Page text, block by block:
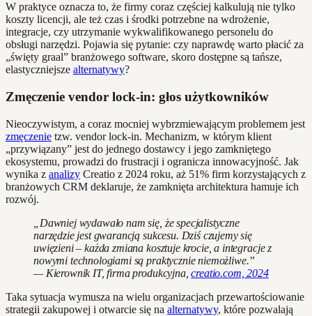
W praktyce oznacza to, że firmy coraz częściej kalkulują nie tylko
koszty licencji, ale też czas i środki potrzebne na wdrożenie,
integracje, czy utrzymanie wykwalifikowanego personelu do
obsługi narzędzi. Pojawia się pytanie: czy naprawdę warto płacić za
„święty graal” branżowego software, skoro dostępne są tańsze,
elastyczniejsze alternatywy?
Zmęczenie vendor lock-in: głos użytkowników
Nieoczywistym, a coraz mocniej wybrzmiewającym problemem jest
zmęczenie tzw. vendor lock-in. Mechanizm, w którym klient
„przywiązany” jest do jednego dostawcy i jego zamkniętego
ekosystemu, prowadzi do frustracji i ogranicza innowacyjność. Jak
wynika z analizy Creatio z 2024 roku, aż 51% firm korzystających z
branżowych CRM deklaruje, że zamknięta architektura hamuje ich
rozwój.
„Dawniej wydawało nam się, że specjalistyczne
narzędzie jest gwarancją sukcesu. Dziś czujemy się
uwięzieni – każda zmiana kosztuje krocie, a integracje z
nowymi technologiami są praktycznie niemożliwe.”
— Kierownik IT, firma produkcyjna,creatio.com, 2024
Taka sytuacja wymusza na wielu organizacjach przewartościowanie
strategii zakupowej i otwarcie się na alternatywy, które pozwalają